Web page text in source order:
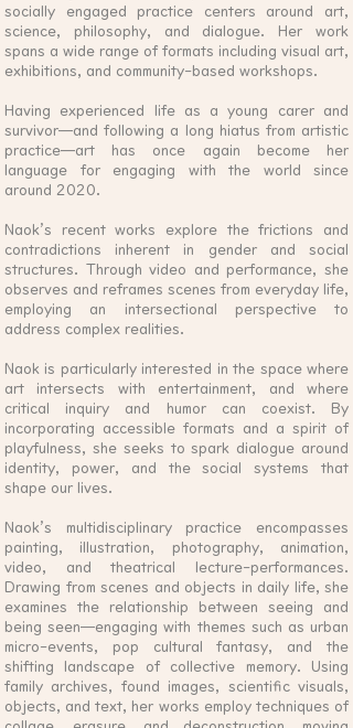
socially engaged practice centers around art,
science, philosophy, and dialogue. Her work
spans a wide range of formats including visual art,
exhibitions, and community-based workshops.
Having experienced life as a young carer and
survivor—and following a long hiatus from artistic
practice—art has once again become her
language for engaging with the world since
around 2020.
Naok’s recent works explore the frictions and
contradictions inherent in gender and social
structures. Through video and performance, she
observes and reframes scenes from everyday life,
employing an intersectional perspective to
address complex realities.
Nao k is particularly interested in the space where
art intersects with entertainment, and where
critical inquiry and humor can coexist. By
incorporating accessible formats and a spirit of
playfulness, she seeks to spark dialogue around
identity, power, and the social systems that
shape our lives.
Naok’s multidisciplinary practice encompasses
painting, illustration, photography, animation,
video, and theatrical lecture-performances.
Drawing from scenes and objects in daily life, she
examines the relationship between seeing and
being seen—engaging with themes such as urban
micro-events, pop cultural fantasy, and the
shifting landscape of collective memory. Using
family archives, found images, scientific visuals,
objects, and text, her works employ techniques of